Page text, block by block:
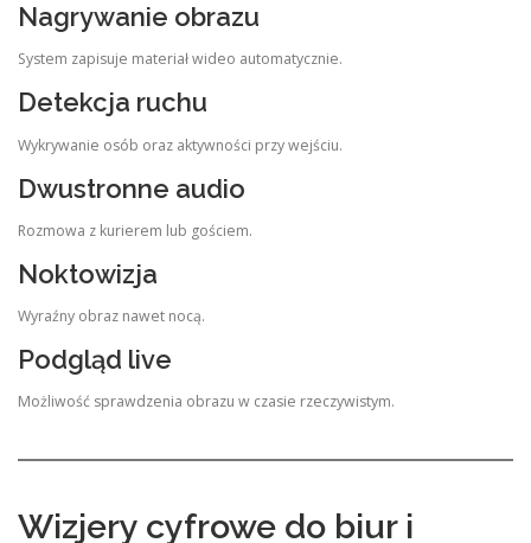
Nagrywanie obrazu
System zapisuje materiał wideo automatycznie.
Detekcja ruchu
Wykrywanie osób oraz aktywności przy wejściu.
Dwustronne audio
Rozmowa z kurierem lub gościem.
Noktowizja
Wyraźny obraz nawet nocą.
Podgląd live
Możliwość sprawdzenia obrazu w czasie rzeczywistym.
Wizjery cyfrowe do biur i